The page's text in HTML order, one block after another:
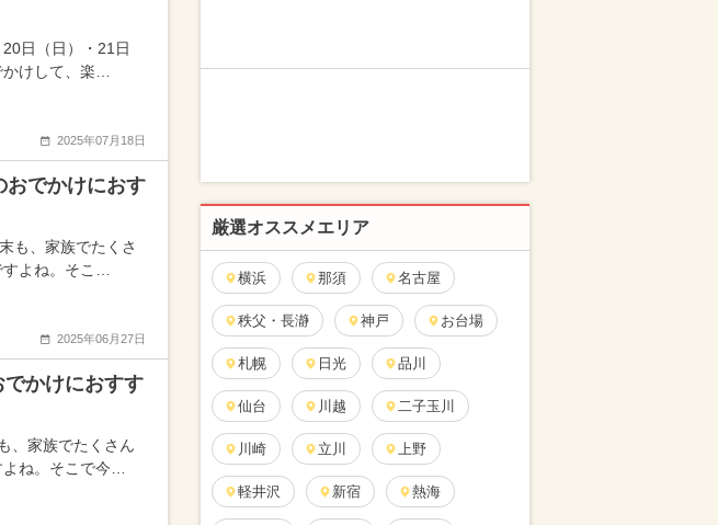
日（日）・21日
けして、楽…
2025年07月18日
おでかけにおす
も、家族でたくさ
よね。そこ…
2025年06月27日
でかけにおすす
、家族でたくさん
ね。そこで今…
厳選オススメエリア
横浜 那須 名古屋
秩父・長瀞 神戸 お台場
札幌 日光 品川
仙台 川越 二子玉川
川崎 立川 上野
軽井沢 新宿 熱海